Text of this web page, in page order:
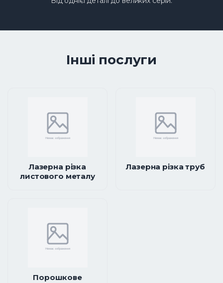
Інші послуги
Лазерна різка
листового металу
Лазерна різка труб
Порошкове